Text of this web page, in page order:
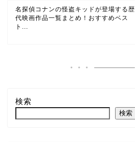
名探偵コナンの怪盗キッドが登場する歴
代映画作品一覧まとめ！おすすめベス
ト...
検索
検索